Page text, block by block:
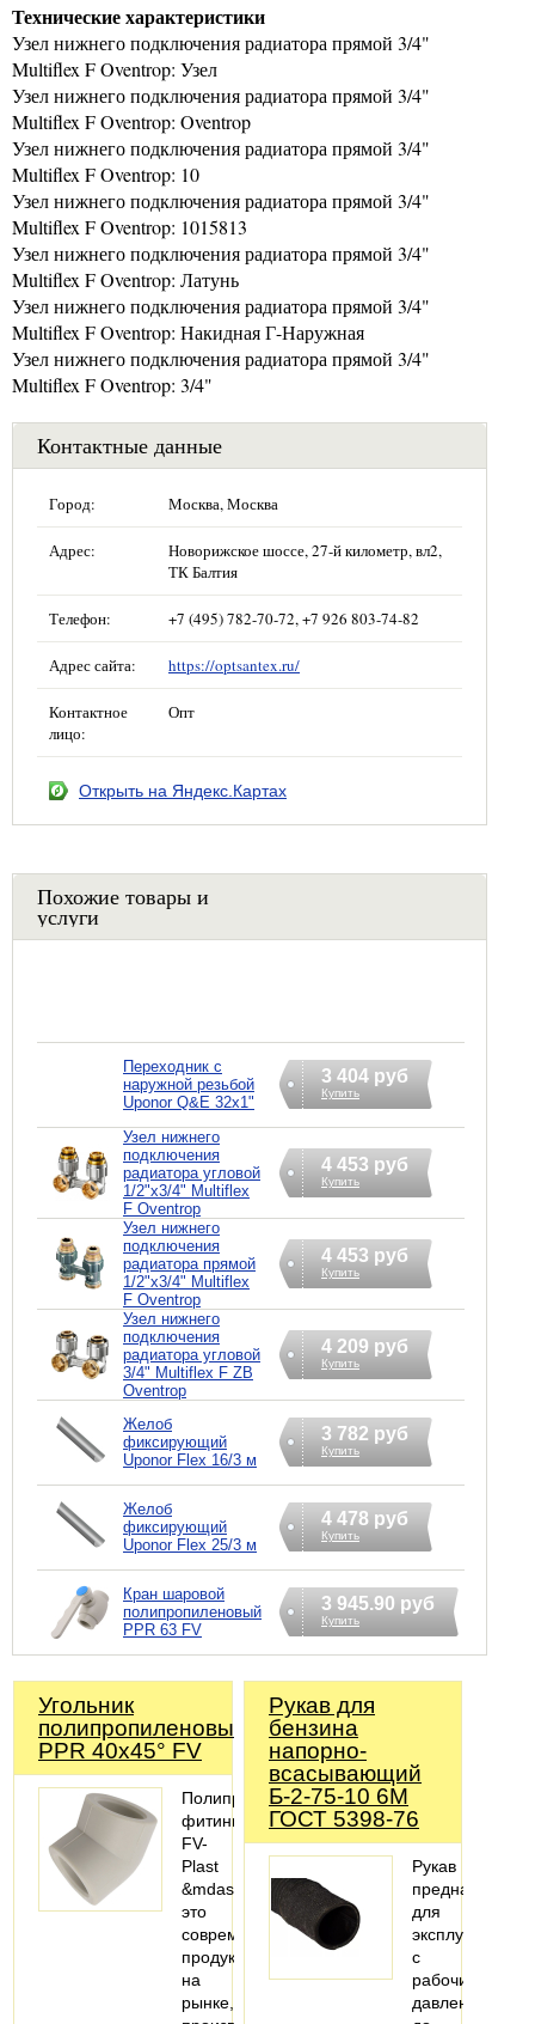
Технические характеристики
Узел нижнего подключения радиатора прямой 3/4"
Multiflex F Oventrop: Узел
Узел нижнего подключения радиатора прямой 3/4"
Multiflex F Oventrop: Oventrop
Узел нижнего подключения радиатора прямой 3/4"
Multiflex F Oventrop: 10
Узел нижнего подключения радиатора прямой 3/4"
Multiflex F Oventrop: 1015813
Узел нижнего подключения радиатора прямой 3/4"
Multiflex F Oventrop: Латунь
Узел нижнего подключения радиатора прямой 3/4"
Multiflex F Oventrop: Накидная Г-Наружная
Узел нижнего подключения радиатора прямой 3/4"
Multiflex F Oventrop: 3/4"
Контактные данные
Город: Москва, Москва
Адрес:
Новорижское шоссе, 27-й километр, вл2,
ТК Балтия
Телефон: +7 (495) 782-70-72, +7 926 803-74-82
Адрес сайта: https://optsantex.ru/
Контактное
лицо:
Опт
Открыть на Яндекс.Картах
Похожие товары и
услуги
Переходник с
наружной резьбой
Uponor Q&E 32х1"
3 404 руб
Купить
Узел нижнего
подключения
радиатора угловой
1/2"х3/4" Multiflex
F Oventrop
4 453 руб
Купить
Узел нижнего
подключения
радиатора прямой
1/2"х3/4" Multiflex
F Oventrop
4 453 руб
Купить
Узел нижнего
подключения
радиатора угловой
3/4" Multiflex F ZB
Oventrop
4 209 руб
Купить
Желоб
фиксирующий
Uponor Flex 16/3 м
3 782 руб
Купить
Желоб
фиксирующий
Uponor Flex 25/3 м
4 478 руб
Купить
Кран шаровой
полипропиленовый
PPR 63 FV
3 945.90 руб
Купить
Угольник
полипропиленовый
PPR 40х45° FV
Полипропиленовые
фитинги
FV-
Plast
&mdash;
это
современный
продукт
на
рынке,
Рукав для
бензина
напорно-
всасывающий
Б-2-75-10 6М
ГОСТ 5398-76
Рукав
предназначен
для
эксплуатации
с
рабочим
давлением